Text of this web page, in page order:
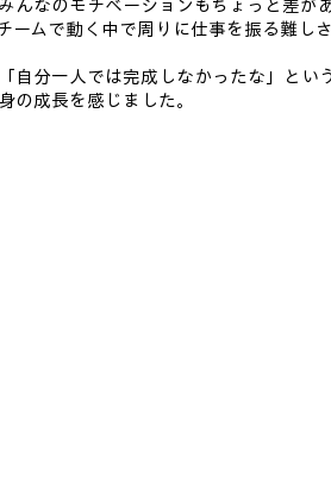
んなのモチベーションもちょっと差
ームで動く中で周りに仕事を振る難し
自分一人では完成しなかったな」とい
の成長を感じました。